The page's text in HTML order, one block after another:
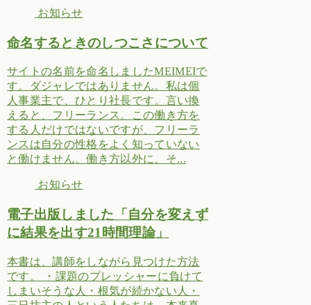
お知らせ
命名するときのしつこさについて
サイトの名前を命名しましたMEIMEIで
す。ダジャレではありません。私は個
人事業主で、ひとり社長です。言い換
えると、フリーランス。この働き方を
する人だけではないですが、フリーラ
ンスは自分の性格をよく知っていない
と働けません。働き方以外に、そ...
お知らせ
電子出版しました「自分を変えず
に結果を出す21時間理論」
本書は、講師をしながら見つけた方法
です。 ・課題のプレッシャーに負けて
しまいそうな人・根気が続かない人・